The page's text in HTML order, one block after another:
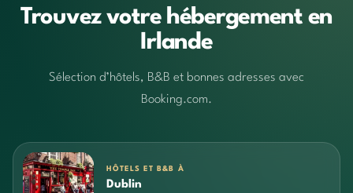
Trouvez votre hébergement en
Irlande
Sélection d’hôtels, B&B et bonnes adresses avec
Booking.com.
HÔTELS ET B&B À
Dublin